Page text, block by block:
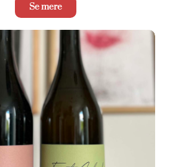
Se mere